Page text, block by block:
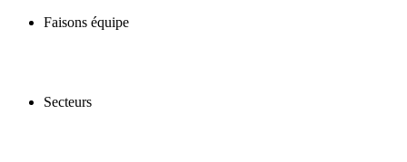
Faisons équipe
Secteurs